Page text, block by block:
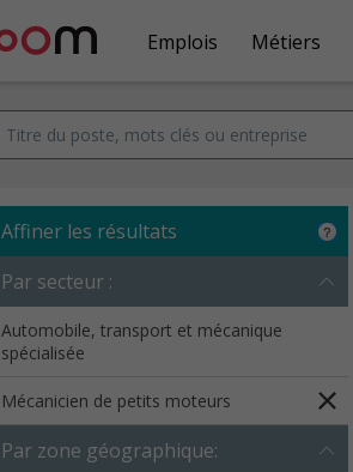
Emplois Métiers
Affiner les résultats
Par secteur :
Automobile, transport et mécanique
spécialisée
Mécanicien de petits moteurs
Par zone géographique: